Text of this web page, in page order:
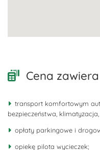
Cena zawiera
transport komfortowym
bezpieczeństwa,
opłaty parkingowe i
opiekę pilota wycieczek;